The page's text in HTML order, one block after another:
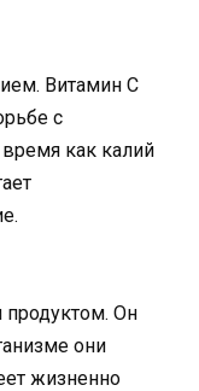
Витамин С
с
как калий
Он
они
жизненно